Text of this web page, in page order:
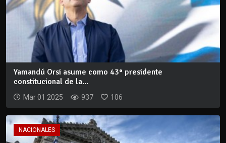
Yamandú Orsi asume como 43° presidente
constitucional de la...
Mar 01 2025 937 106
NACIONALES